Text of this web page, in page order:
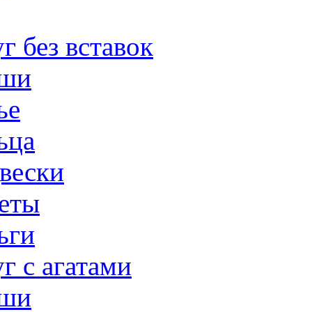
без вставок
с агатами